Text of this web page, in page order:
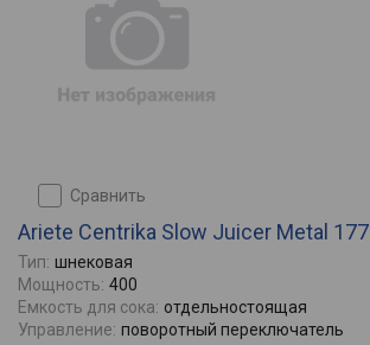
сравнить
Ariete Centrika Slow Juicer Metal 177
Тип: шнековая
Мощность: 400
Емкость для сока: отдельностоящая
Управление: поворотный переключатель